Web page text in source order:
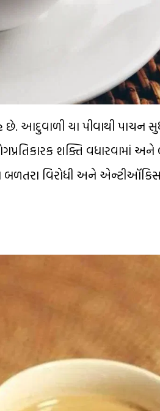
છે. આદુવાળી ચા પીવાથી
શક્તિ વધારવામાં અને
વિરોધી અને